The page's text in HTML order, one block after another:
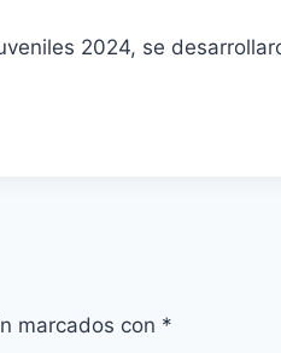
2024, se
marcados con *